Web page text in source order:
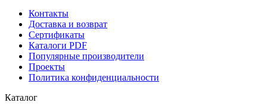
Контакты
Доставка и возврат
Сертификаты
Каталоги PDF
Популярные производители
Проекты
Политика конфиденциальности
Каталог